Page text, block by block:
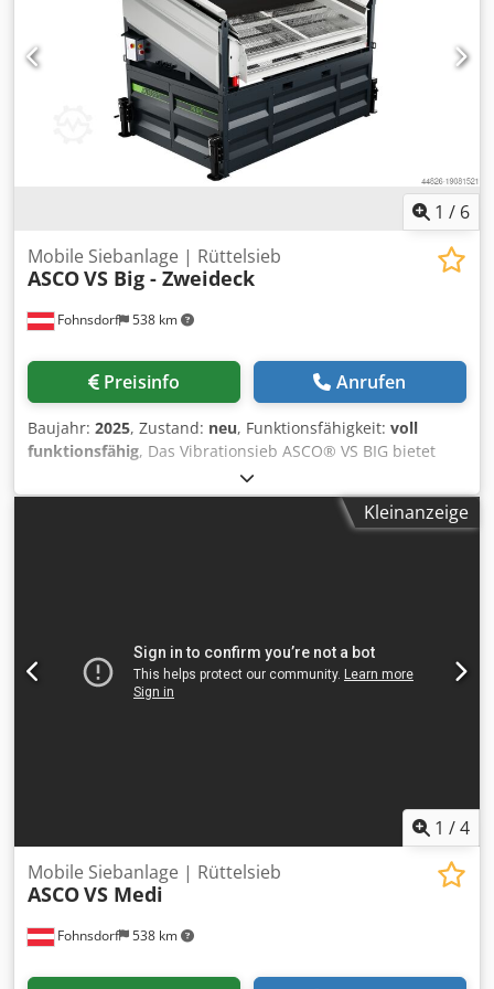
Schaufelbreite: 3 m Siebfläche: 6,4 m² Antriebsleistung:
400 V / 2 x 0,9 kW Gewicht: 2160 kg Breite: 3,62 m Länge:
2,41 m Höhe: 2,85 m Ladehöhe: 2,32 m Optionen: -
Stangen - Trichter - Stützfüße
1 / 6
Fohnsdorf 538 km
Mobile Siebanlage | Rüttelsieb
ASCOVS Big - Zweideck
Preisinfo Anrufen
Baujahr: 2025, Zustand: neu, Funktionsfähigkeit: voll
funktionsfähig, Das Vibrationsieb ASCO® VS BIG bietet
eine robuste und leistungsstarke Basis für vielfältige
Siebaufgaben. Mit zwei Vibrationsmotoren ist es
besonders praktisch für Recyclingbetriebe und Betriebe im
Antriebsleistung: 400 V / 2 x 1,5 kW - Gewicht: 2457 kg -
Breite: 3,62 m - Länge: 2,41 m - Höhe: 2,85 m - Ladehöhe:
2,46 m Optionen: - Stangen - Trichter - Stützfüße -
Kleinanzeige
1 /4
Fohnsdorf 538 km
Mobile Siebanlage | Rüttelsieb
ASCOVS Medi